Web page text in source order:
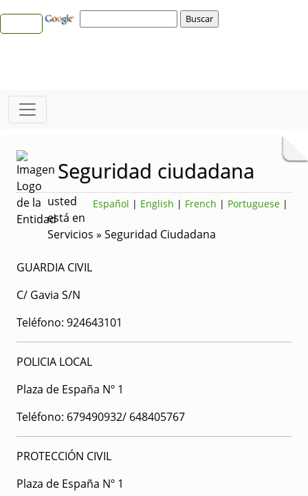
Seguridad ciudadana
Español | English | French | Portuguese |
usted
está en
Servicios » Seguridad Ciudadana
GUARDIA CIVIL
C/ Gavia S/N
Teléfono: 924643101
POLICIA LOCAL
Plaza de España Nº 1
Teléfono: 679490932/ 648405767
PROTECCIÓN CIVIL
Plaza de España Nº 1